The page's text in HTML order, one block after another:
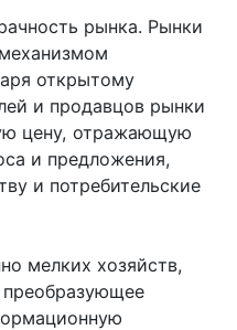
рынка. Рынки
открытому
и продавцов рынки
цену, отражающую
и предложения,
и потребительские
мелких хозяйств,
преобразующее